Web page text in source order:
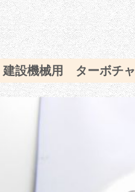
設機械用 ターボチ